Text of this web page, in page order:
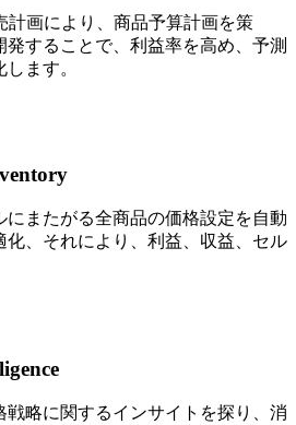
計画により、商品予算計画を策
することで、利益率を高め、予測
ます。
またがる全商品の価格設定を自動
化、それにより、利益、収益、セル
略に関するインサイトを探り、消